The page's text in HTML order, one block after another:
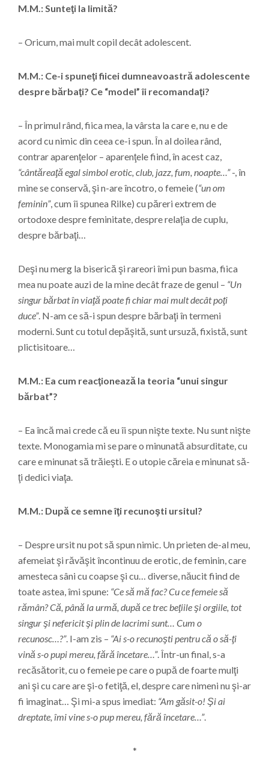
M.M.: Sunteţi la limită?
– Oricum, mai mult copil decât adolescent.
M.M.: Ce-i spuneţi fiicei dumneavoastră adolescente
despre bărbaţi? Ce “model” îi recomandaţi?
– În primul rând, fiica mea, la vârsta la care e, nu e de
acord cu nimic din ceea ce-i spun. În al doilea rând,
contrar aparenţelor – aparenţele fiind, în acest caz,
“cântăreaţă egal simbol erotic, club, jazz, fum, noapte…”-, în
mine se conservă, şi n-are încotro, o femeie (“un om
feminin”, cum îi spunea Rilke) cu păreri extrem de
ortodoxe despre feminitate, despre relaţia de cuplu,
despre bărbaţi…
Deşi nu merg la biserică şi rareori îmi pun basma, fiica
mea nu poate auzi de la mine decât fraze de genul – “Un
singur bărbat în viaţă poate fi chiar mai mult decât poţi
duce”. N-am ce să-i spun despre bărbaţi în termeni
moderni. Sunt cu totul depăşită, sunt ursuză, fixistă, sunt
plictisitoare…
M.M.: Ea cum reacţionează la teoria “unui singur
bărbat”?
– Ea încă mai crede că eu îi spun nişte texte. Nu sunt nişte
texte. Monogamia mi se pare o minunată absurditate, cu
care e minunat să trăieşti. E o utopie căreia e minunat să-
ţi dedici viaţa.
M.M.: După ce semne îţi recunoşti ursitul?
– Despre ursit nu pot să spun nimic. Un prieten de-al meu,
afemeiat şi răvăşit încontinuu de erotic, de feminin, care
amesteca sâni cu coapse şi cu… diverse, năucit fiind de
toate astea, îmi spune: “Ce să mă fac? Cu ce femeie să
rămân? Că, până la urmă, după ce trec beţiile şi orgiile, tot
singur şi nefericit şi plin de lacrimi sunt… Cum o
recunosc…?”. I-am zis – “Ai s-o recunoşti pentru că o să-ţi
vină s-o pupi mereu, fără încetare…”. Într-un final, s-a
recăsătorit, cu o femeie pe care o pupă de foarte mulţi
ani şi cu care are şi-o fetiţă, el, despre care nimeni nu şi-ar
fi imaginat… Şi mi-a spus imediat: “Am găsit-o! Şi ai
dreptate, îmi vine s-o pup mereu, fără încetare…”.
*